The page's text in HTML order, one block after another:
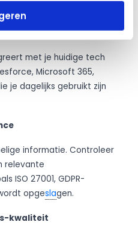
systemen
met je huidige tech
Microsoft 365,
je dagelijks gebruikt zijn
informatie. Controleer
relevante
ISO 27001, GDPR-
opgeslagen.
kwaliteit